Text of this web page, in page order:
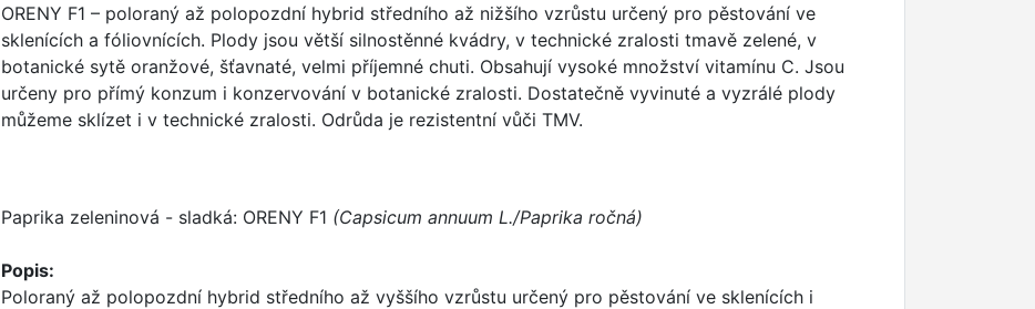
ORENY F1 – poloraný až polopozdní hybrid středního až nižšího vzrůstu určený pro pěstování ve
sklenících a fóliovnících. Plody jsou větší silnostěnné kvádry, v technické zralosti tmavě zelené, v
botanické sytě oranžové, šťavnaté, velmi příjemné chuti. Obsahují vysoké množství vitamínu C. Jsou
určeny pro přímý konzum i konzervování v botanické zralosti. Dostatečně vyvinuté a vyzrálé plody
můžeme sklízet i v technické zralosti. Odrůda je rezistentní vůči TMV.
Paprika zeleninová - sladká: ORENY F1 (Capsicum annuum L./Paprika ročná)
Popis:
Poloraný až polopozdní hybrid středního až vyššího vzrůstu určený pro pěstování ve sklenících i